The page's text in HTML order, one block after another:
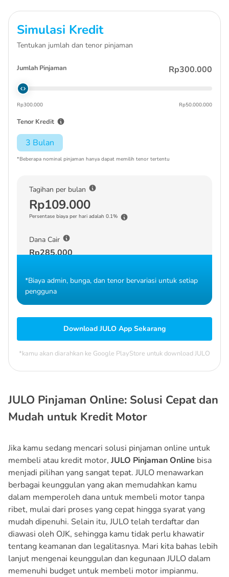
Simulasi Kredit
Tentukan jumlah dan tenor pinjaman
Jumlah Pinjaman Rp300.000
Rp300.000 Rp50.000.000
Tenor Kredit
3 Bulan
*Beberapa nominal pinjaman hanya dapat memilih tenor tertentu
Tagihan per bulan
Rp109.000
Persentase biaya per hari adalah 0.1%
Dana Cair
Rp285.000
*Biaya admin, bunga, dan tenor bervariasi untuk setiap
pengguna
Download JULO App Sekarang
*kamu akan diarahkan ke Google PlayStore untuk download JULO
JULO Pinjaman Online: Solusi Cepat dan
Mudah untuk Kredit Motor
Jika kamu sedang mencari solusi pinjaman online untuk
membeli atau kredit motor, JULO Pinjaman Online bisa
menjadi pilihan yang sangat tepat. JULO menawarkan
berbagai keunggulan yang akan memudahkan kamu
dalam memperoleh dana untuk membeli motor tanpa
ribet, mulai dari proses yang cepat hingga syarat yang
mudah dipenuhi. Selain itu, JULO telah terdaftar dan
diawasi oleh OJK, sehingga kamu tidak perlu khawatir
tentang keamanan dan legalitasnya. Mari kita bahas lebih
lanjut mengenai keunggulan dan kegunaan JULO dalam
memenuhi budget untuk membeli motor impianmu.